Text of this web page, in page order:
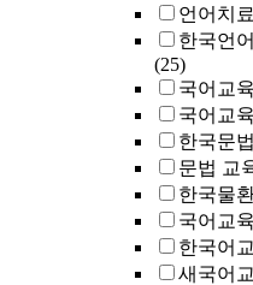
언어치
한국언
(25)
국어교
국어교육
한국문
문법 교
한국물
국어교
한국어
새국어